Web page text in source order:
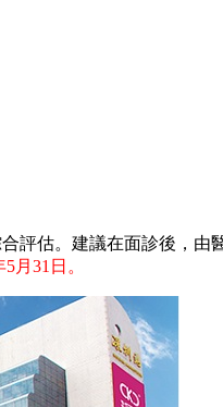
估。建議在面診後，由
月31日。